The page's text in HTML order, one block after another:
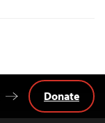
Donate